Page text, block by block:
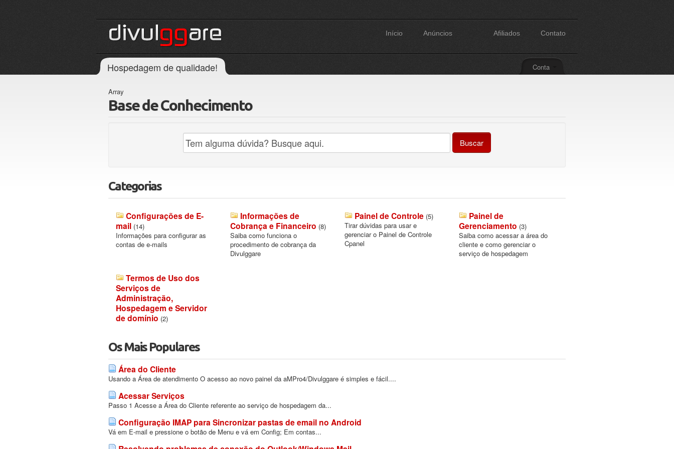
Início Anúncios Afiliados Contato
Hospedagem de qualidade! Conta
Array
Base de Conhecimento
Categorias
Configurações de E-
mail (14)
Informações para configurar as
contas de e-mails
Informações de
Cobrança e Financeiro (8)
Saiba como funciona o
procedimento de cobrança da
Divulggare
Painel de Controle(5)
Tirar dúvidas para usar e
gerenciar o Painel de Controle
Cpanel
Painel de
Gerenciamento (3)
Saiba como acessar a área do
cliente e como gerenciar o
serviço de hospedagem
Termos de Uso dos
Serviços de
Administração,
Hospedagem e Servidor
de domínio (2)
Os Mais Populares
Área do Cliente
Usando a Área de atendimento O acesso ao novo painel da aMPro4/Divulggare é simples e fácil....
Acessar Serviços
Passo 1 Acesse a Área do Cliente referente ao serviço de hospedagem da...
Configuração IMAP para Sincronizar pastas de email no Android
Vá em E-mail e pressione o botão de Menu e vá em Config; Em contas...